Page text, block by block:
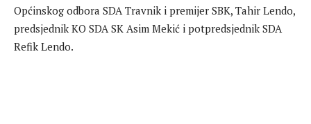
Općinskog odbora SDA Travnik i premijer SBK, Tahir Lendo,
predsjednik KO SDA SK Asim Mekić i potpredsjednik SDA
Refik Lendo.